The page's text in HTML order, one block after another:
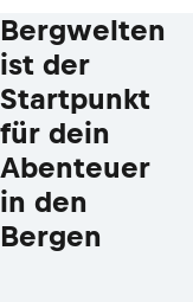
Bergwelten
ist der
Startpunkt
für dein
Abenteuer
in den
Bergen